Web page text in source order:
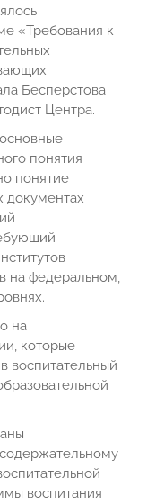
«Требования к
Бесперстова
Центра.
понятия
понятие
документах
на федеральном,
на
которые
воспитательный
воспитания